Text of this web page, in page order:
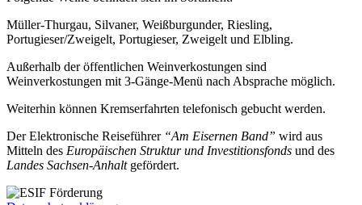
Müller-Thurgau, Silvaner, Weißburgunder, Riesling,
Portugieser/Zweigelt, Portugieser, Zweigelt und Elbling.
Außerhalb der öffentlichen Weinverkostungen sind
Weinverkostungen mit 3-Gänge-Menü nach Absprache möglich.
Weiterhin können Kremserfahrten telefonisch gebucht werden.
Der Elektronische Reiseführer “Am Eisernen Band” wird aus
Mitteln des Europäischen Struktur und Investitionsfonds und des
Landes Sachsen-Anhaltgefördert.